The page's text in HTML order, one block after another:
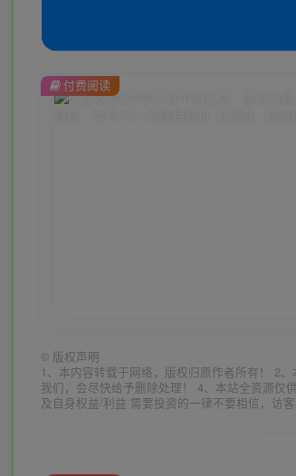
付费阅读
© 版权声明
1、本内容转载于网络，版权归原作者所有！ 2
我们，会尽快给予删除处理！ 4、本站全资源仅
及自身权益/利益 需要投资的一律不要相信，访